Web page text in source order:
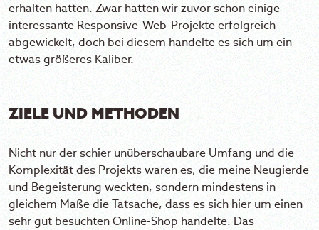
erhalten hatten. Zwar hatten wir zuvor schon einige
interessante Responsive-Web-Projekte erfolgreich
abgewickelt, doch bei diesem handelte es sich um ein
etwas größeres Kaliber.
ZIELE UND METHODEN
Nicht nur der schier unüberschaubare Umfang und die
Komplexität des Projekts waren es, die meine Neugierde
und Begeisterung weckten, sondern mindestens in
gleichem Maße die Tatsache, dass es sich hier um einen
sehr gut besuchten Online-Shop handelte. Das